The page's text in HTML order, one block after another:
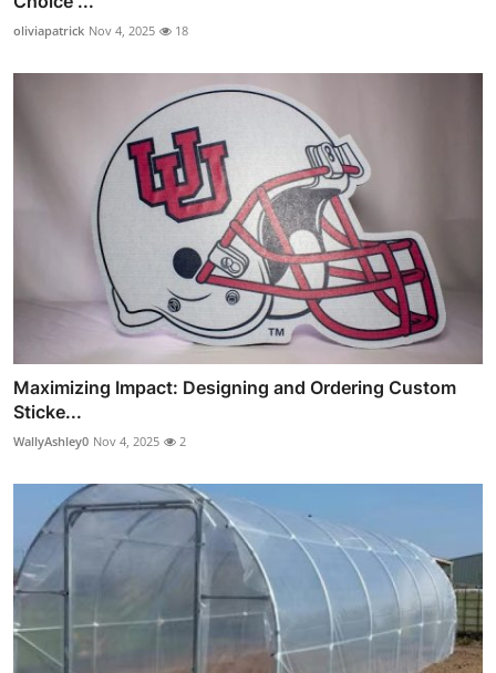
oliviapatrick Nov 4, 2025 18
Maximizing Impact: Designing and Ordering Custom
Sticke...
WallyAshley0 Nov 4, 2025 2